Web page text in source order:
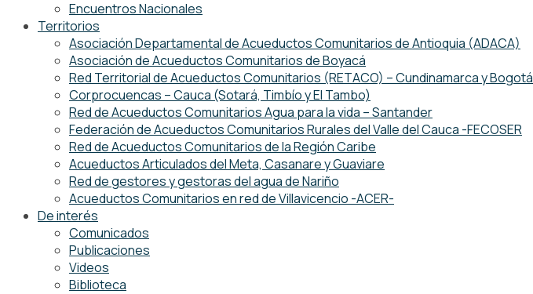
Encuentros Nacionales
Territorios
Asociación Departamental de Acueductos Comunitarios de Antioquia (ADACA)
Asociación de Acueductos Comunitarios de Boyacá
Red Territorial de Acueductos Comunitarios (RETACO) – Cundinamarca y Bogotá
Corprocuencas – Cauca (Sotará, Timbío y El Tambo)
Red de Acueductos Comunitarios Agua para la vida – Santander
Federación de Acueductos Comunitarios Rurales del Valle del Cauca -FECOSER
Red de Acueductos Comunitarios de la Región Caribe
Acueductos Articulados del Meta, Casanare y Guaviare
Red de gestores y gestoras del agua de Nariño
Acueductos Comunitarios en red de Villavicencio -ACER-
De interés
Comunicados
Publicaciones
Videos
Biblioteca